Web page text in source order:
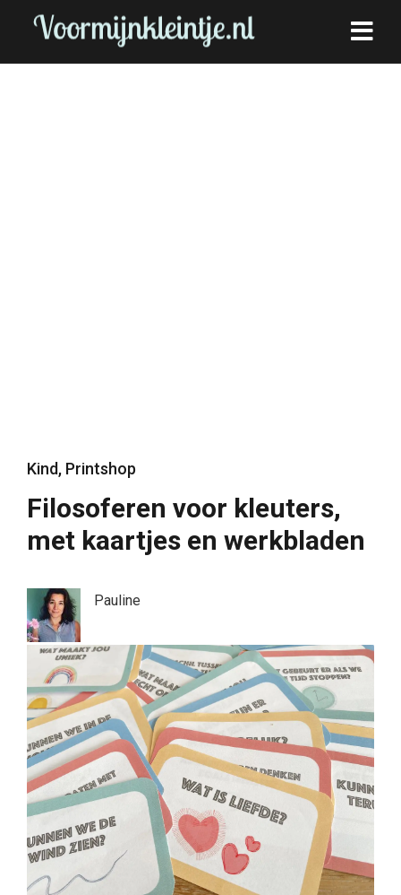
Kind, Printshop
Filosoferen voor kleuters,
met kaartjes en werkbladen
Pauline